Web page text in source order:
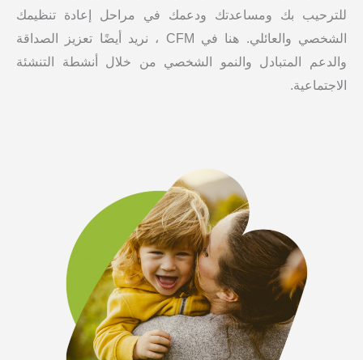
للترحيب بك ومساعدتك ودعمك في مراحل إعادة تنظيمك
الشخصي والعائلي. هنا في CFM ، نريد أيضًا تعزيز الصداقة
والدعم المتبادل والنمو الشخصي من خلال أنشطة التنشئة
الاجتماعية.